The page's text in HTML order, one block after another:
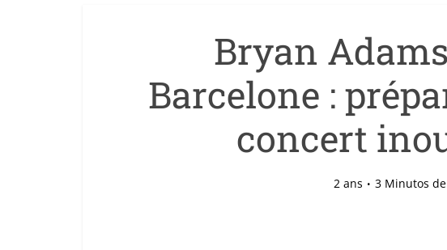
Bryan
Barcelone :
concert
2 ans 3 Minutos